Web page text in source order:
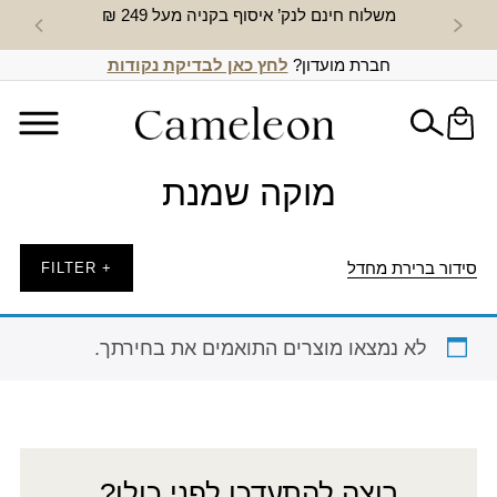
משלוח חינם לנק’ איסוף בקניה מעל 249 ₪ חדש
חברת מועדון? לחץ כאן לבדיקת נקודות
מוקה שמנת
סידור ברירת מחדל + FILTER
לא נמצאו מוצרים התואמים את בחירתך.